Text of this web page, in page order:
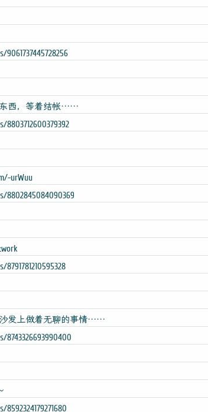
东西，等着结帐……
urWuu
沙发上做着无聊的事情……